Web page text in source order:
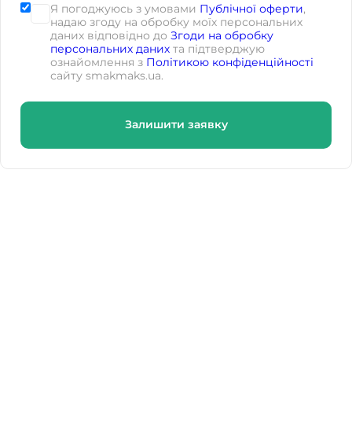
Я погоджуюсь з умовами Публічної оферти,
надаю згоду на обробку моїх персональних
даних відповідно до Згоди на обробку
персональних даних та підтверджую
ознайомлення з Політикою конфіденційності
сайту smakmaks.ua.
Залишити заявку